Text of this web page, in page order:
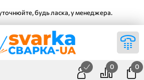
уточнюйте, будь ласка, у менеджера.
0 0